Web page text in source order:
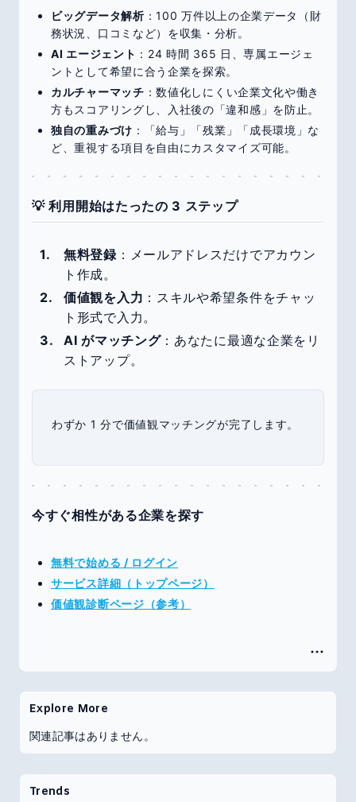
ビッグデータ解析：100 万件以上の企業データ（財
務状況、口コミなど）を収集・分析。
AI エージェント ：24 時間 365 日、専属エージェ
ントとして希望に合う企業を探索。
カルチャーマッチ ：数値化しにくい企業文化や働き
方もスコアリングし、入社後の「違和感」を防止。
独自の重みづけ ：「給与」「残業」「成長環境」な
ど、重視する項目を自由にカスタマイズ可能。
💡 利用開始はたったの 3 ステップ
無料登録：メールアドレスだけでアカウン
ト作成。
価値観を入力 ：スキルや希望条件をチャッ
ト形式で入力。
AI がマッチング：あなたに最適な企業をリ
ストアップ。
わずか 1 分で価値観マッチングが完了します。
今すぐ相性がある企業を探す
無料で始める / ログイン
サービス詳細（トップページ）
価値観診断ページ（参考）
Explore More
関連記事はありません。
Trends